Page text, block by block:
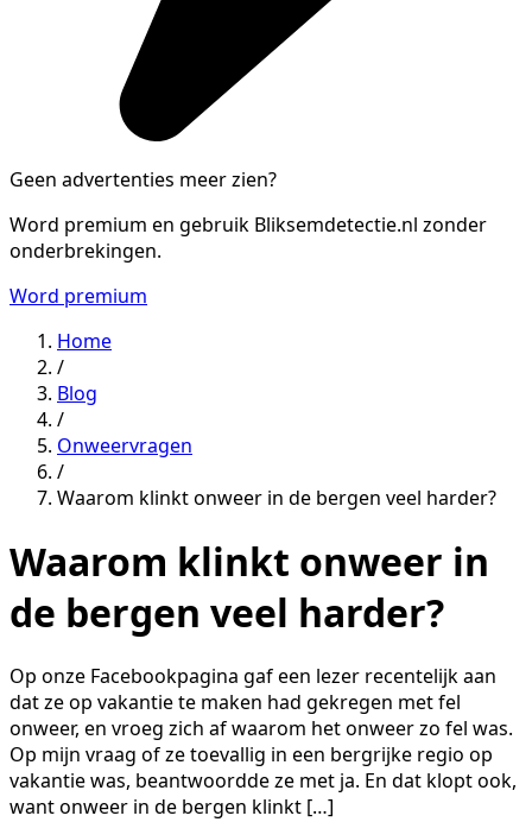
Geen advertenties meer zien?
Word premium en gebruik Bliksemdetectie.nl zonder
onderbrekingen.
Word premium
Home
/
Blog
/
Onweervragen
/
Waarom klinkt onweer in de bergen veel harder?
Waarom klinkt onweer in
de bergen veel harder?
Op onze Facebookpagina gaf een lezer recentelijk aan
dat ze op vakantie te maken had gekregen met fel
onweer, en vroeg zich af waarom het onweer zo fel was.
Op mijn vraag of ze toevallig in een bergrijke regio op
vakantie was, beantwoordde ze met ja. En dat klopt ook,
want onweer in de bergen klinkt […]